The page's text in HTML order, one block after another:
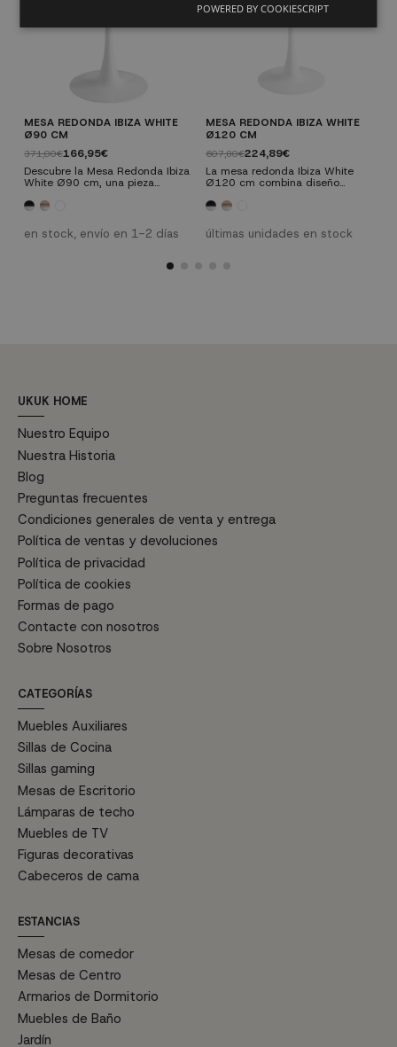
MESA REDONDA IBIZA WHITE
Ø90 CM
371,00€166,95€
Descubre la Mesa Redonda Ibiza
White Ø90 cm, una pieza
combina diseño contemporáneo
perfecta para cualquier espacio.
Su pie central metálico lacado
en stock, envío en 1-2 días
MESA REDONDA IBIZA WHITE
Ø120 CM
607,80€224,89€
La mesa redonda Ibiza White
Ø120 cm combina diseño
para adaptarse perfectamente a
salón, comedor, cocina o
despacho. Su tapa de melamina
últimas unidades en stock
UKUK HOME
Nuestro Equipo
Nuestra Historia
Blog
Preguntas frecuentes
Condiciones generales de venta y entrega
Política de ventas y devoluciones
Política de privacidad
Política de cookies
Formas de pago
Contacte con nosotros
Sobre Nosotros
CATEGORÍAS
Muebles Auxiliares
Sillas de Cocina
Sillas gaming
Mesas de Escritorio
Lámparas de techo
Muebles de TV
Figuras decorativas
Cabeceros de cama
ESTANCIAS
Mesas de comedor
Mesas de Centro
Armarios de Dormitorio
Muebles de Baño
Jardín
POWERED BY COOKIESCRIPT